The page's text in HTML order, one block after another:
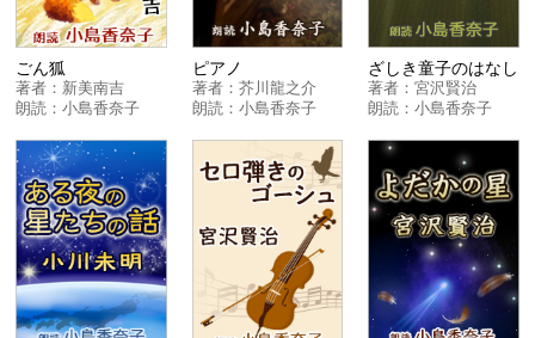
ごん狐
著者： 新美南吉
朗読：小島香奈子
ピアノ
著者： 芥川龍之介
朗読： 小島香奈子
ざしき童子のはなし
著者：宮沢賢治
朗読：小島香奈子